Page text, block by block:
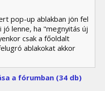
pop-up ablakban jön fel
jó lenne, ha "megnyitás új
csak a főoldalt
ablakokat akkor
a fórumban (34 db)